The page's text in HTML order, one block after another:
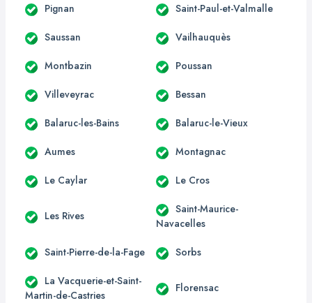
Pignan Saint-Paul-et-Valmalle
Saussan Vailhauquès
Montbazin Poussan
Villeveyrac Bessan
Balaruc-les-Bains Balaruc-le-Vieux
Aumes Montagnac
Le Caylar Le Cros
Les Rives
Saint-Maurice-
Navacelles
Saint-Pierre-de-la-Fage Sorbs
La Vacquerie-et-Saint-
Martin-de-Castries
Florensac